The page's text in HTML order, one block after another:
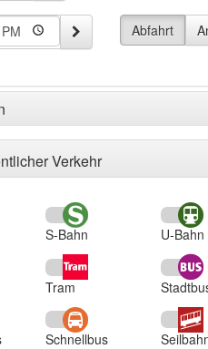
früher 60 Minuten später
Abfahrt
Verkehr
S-Bahn U-Bahn
Tram
Schnellbus